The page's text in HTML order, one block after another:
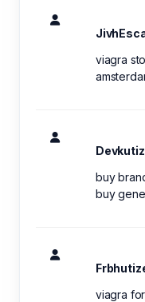
viagra
buy
buy
viagra